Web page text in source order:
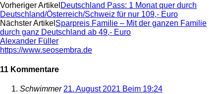
Vorheriger Artikel Deutschland Pass: 1 Monat quer durch
Deutschland/Österreich/Schweiz für nur 109,- Euro
Nächster Artikel Sparpreis Familie – Mit der ganzen Familie
durch ganz Deutschland ab 49,- Euro
Alexander Füller
https://www.seosembra.de
11 Kommentare
Schwimmer 21. August 2021 Beim 19:24